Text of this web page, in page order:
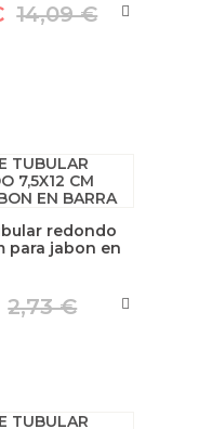
14,09 €
redondo
para jabon en
2,73 €